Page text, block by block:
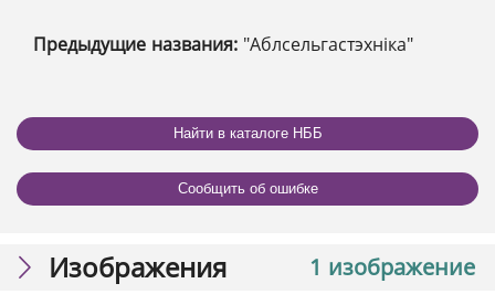
Предыдущие названия: "Аблсельгастэхніка"
Найти в каталоге НББ
Сообщить об ошибке
1 изображение
Изображения